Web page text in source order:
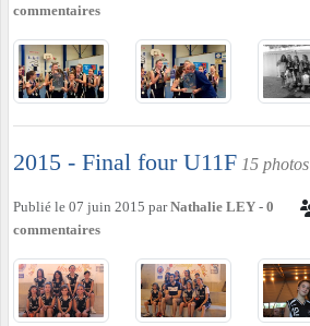
commentaires
2015 - Final four U11F 15 photos
Publié le 07 juin 2015 parNathalie LEY - 0
commentaires